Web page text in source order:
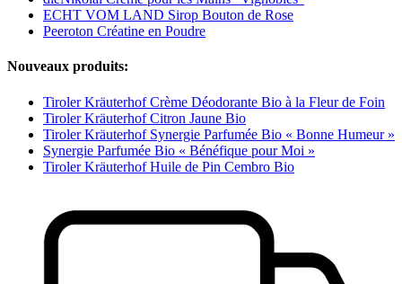
ECHT VOM LAND Sirop Bouton de Rose
Peeroton Créatine en Poudre
Nouveaux produits:
Tiroler Kräuterhof Crème Déodorante Bio à la Fleur de Foin
Tiroler Kräuterhof Citron Jaune Bio
Tiroler Kräuterhof Synergie Parfumée Bio « Bonne Humeur »
Synergie Parfumée Bio « Bénéfique pour Moi »
Tiroler Kräuterhof Huile de Pin Cembro Bio